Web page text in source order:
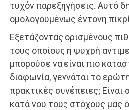
τυχόν παρεξηγήσεις. Αυτό
ομολογουμένως έντονη
Εξετάζοντας ορισμένους
τους οποίους η ψυχρή
μπορούσε να είναι πιο
διαφωνία, γεννάται το
πρακτικές συνέπειες; Είναι
κατά νου τους στόχους μας